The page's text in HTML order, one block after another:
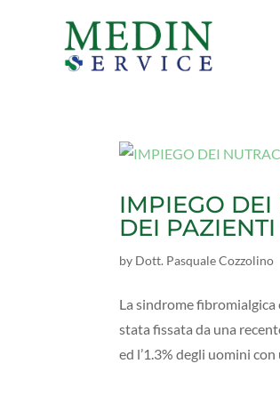
IMPIEGO DEI
DEI
by Dott. Pasquale Cozzolino
La sindrome
stata fissata da una
ed l’1.3% degli uomini con